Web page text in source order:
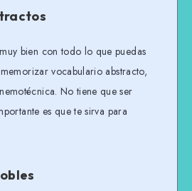
bien con todo lo que puedas
vocabulario abstracto,
No tiene que ser
es que te sirva para